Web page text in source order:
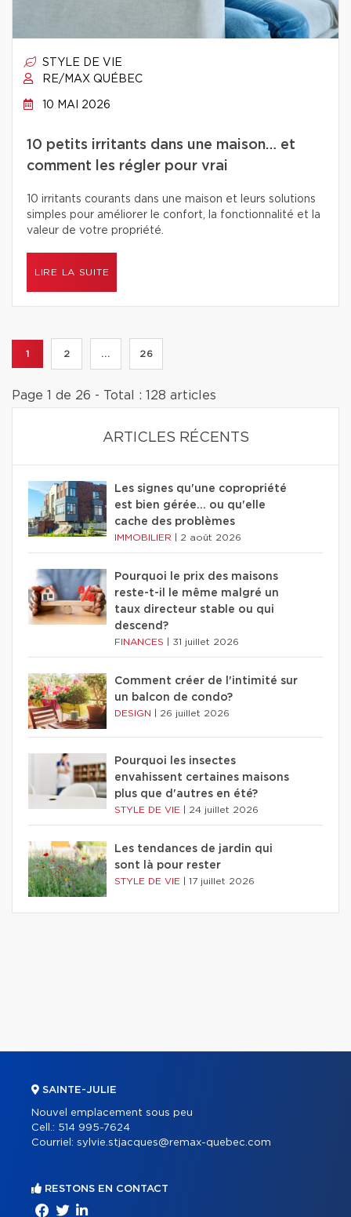
STYLE DE VIE
RE/MAX QUÉBEC
10 MAI 2026
10 petits irritants dans une maison… et
comment les régler pour vrai
10 irritants courants dans une maison et leurs solutions
simples pour améliorer le confort, la fonctionnalité et la
valeur de votre propriété.
LIRE LA SUITE
1 2 ... 26
Page 1 de 26 - Total : 128 articles
ARTICLES RÉCENTS
Les signes qu'une copropriété
est bien gérée… ou qu'elle
cache des problèmes
IMMOBILIER 2 août 2026
Pourquoi le prix des maisons
reste-t-il le même malgré un
taux directeur stable ou qui
descend?
FINANCES 31 juillet 2026
Comment créer de l'intimité sur
un balcon de condo?
DESIGN 26 juillet 2026
Pourquoi les insectes
envahissent certaines maisons
plus que d'autres en été?
STYLE DE VIE 24 juillet 2026
Les tendances de jardin qui
sont là pour rester
STYLE DE VIE 17 juillet 2026
SAINTE-JULIE
Nouvel emplacement sous peu
Cell.: 514 995-7624
Courriel: sylvie.stjacques@remax-quebec.com
RESTONS EN CONTACT